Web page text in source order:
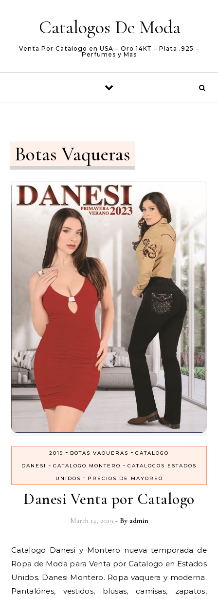
Catalogos De Moda
Venta Por Catalogo en USA – Oro 14KT – Plata .925 –
Perfumes y Mas
Botas Vaqueras
2019 - BOTAS VAQUERAS - CATALOGO
DANESI
- CATALOGO MONTERO - CATALOGOS ESTADOS
UNIDOS - PRECIOS DE MAYOREO
Danesi Venta por Catalogo
March 14, 2019 - By admin
Catalogo Danesi y Montero nueva temporada de
Ropa de Moda para Venta por Catalogo en Estados
Unidos. Danesi Montero. Ropa vaquera y moderna.
Pantalónes, vestidos, blusas, camisas, zapatos,